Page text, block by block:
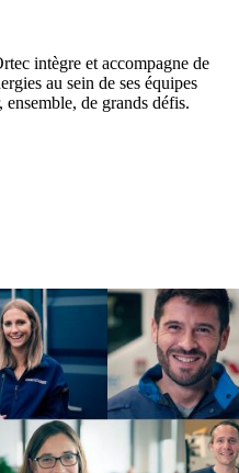
intègre et accompagne de
au sein de ses équipes
de grands défis.